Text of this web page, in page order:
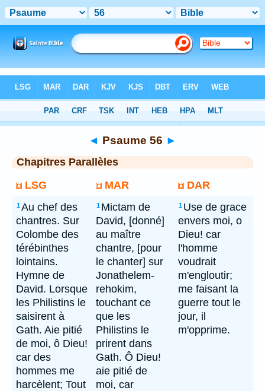
◄ Psaume 56 ►
Chapitres Parallèles
LSG
MAR DAR
1Au chef des
chantres. Sur
Colombe des
térébinthes
lointains.
Hymne de
David. Lorsque
les Philistins le
saisirent à
Gath. Aie pitié
de moi, ô Dieu!
car des
hommes me
harcèlent; Tout
1 Mictam de
David, [donné]
au maître
chantre, [pour
le chanter] sur
Jonathelem-
rehokim,
touchant ce
que les
Philistins le
prirent dans
Gath. Ô Dieu!
aie pitié de
moi, car
1 Use de grace
envers moi, o
Dieu! car
l'homme
voudrait
m'engloutir;
me faisant la
guerre tout le
jour, il
m'opprime.